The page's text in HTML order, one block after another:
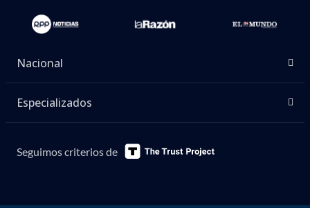
Nacional
Especializados
Seguimos criterios de